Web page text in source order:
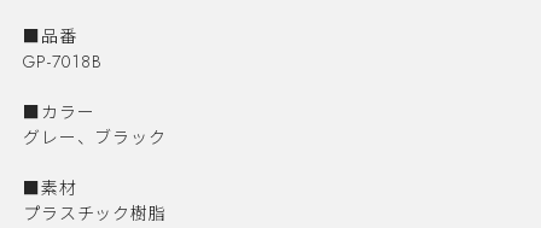
■品番
GP-7018B
■カラー
グレー、ブラック
■素材
プラスチック樹脂